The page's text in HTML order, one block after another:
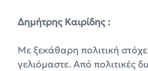
Δημήτρης Καιρίδης :
Με ξεκάθαρη πολιτική
γελιόμαστε. Από πολιτικές